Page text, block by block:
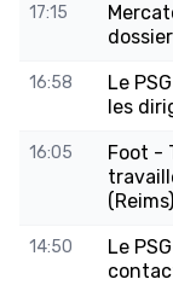
17:15
16:58
Le
les
16:05
Foot -
(Reims)
14:50
Le